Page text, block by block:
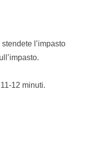
l’impasto
12 minuti.